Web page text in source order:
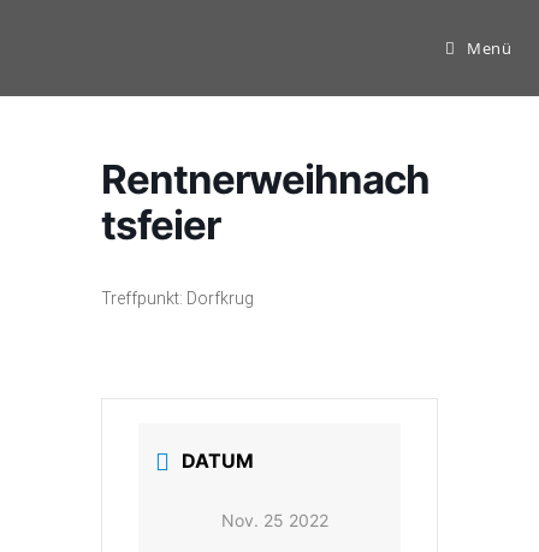
Menü
Rentnerweihnach
tsfeier
Treffpunkt: Dorfkrug
DATUM
Nov. 25 2022